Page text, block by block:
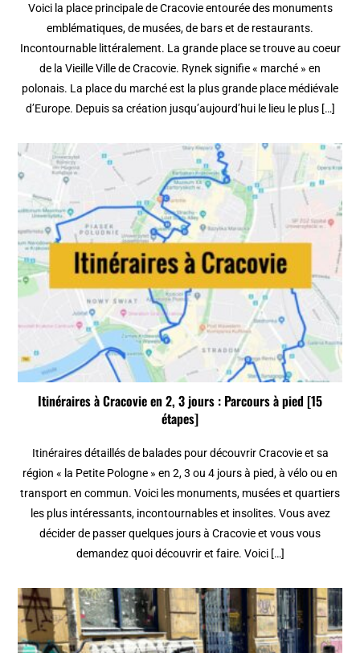
Voici la place principale de Cracovie entourée des monuments
emblématiques, de musées, de bars et de restaurants.
Incontournable littéralement. La grande place se trouve au coeur
de la Vieille Ville de Cracovie. Rynek signifie « marché » en
polonais. La place du marché est la plus grande place médiévale
d’Europe. Depuis sa création jusqu’aujourd’hui le lieu le plus […]
Itinéraires à Cracovie en 2, 3 jours : Parcours à pied [15
étapes]
Itinéraires détaillés de balades pour découvrir Cracovie et sa
région « la Petite Pologne » en 2, 3 ou 4 jours à pied, à vélo ou en
transport en commun. Voici les monuments, musées et quartiers
les plus intéressants, incontournables et insolites. Vous avez
décider de passer quelques jours à Cracovie et vous vous
demandez quoi découvrir et faire. Voici […]